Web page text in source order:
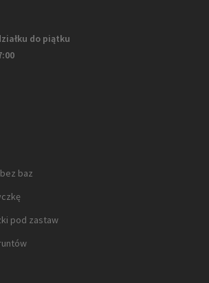
do piątku
baz
pod zastaw